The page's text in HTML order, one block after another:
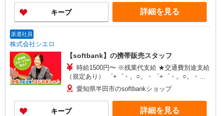
インセンティブ支給(規定有) ★月2回払い・週払い
可能（規程有）★ ゜・。○。・゜+゜・。○。・゜
+゜
キープ 詳細を見る
派遣社員
株式会社シエロ
【softbank】の携帯販売スタッフ
時給1500円〜 ※残業代支給 ★交通費別途支給
（規定あり） ゜+゜・。○。・゜+゜・。○。・゜
+゜ 入社祝い金10万円支給(規定有) お友達を紹介
頂くと, インセンティブ支給(規定有) ★月2回払
い・週払い可能（規程有）★ ゜・。○。・゜
+゜・。○。・゜+゜
愛知県半田市のsoftbankショップ
キープ 詳細を見る